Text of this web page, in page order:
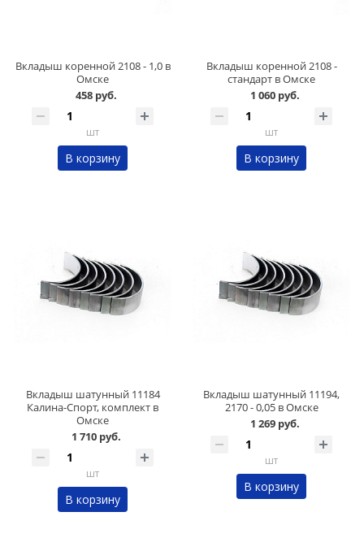
Вкладыш коренной 2108 - 1,0 в
Омске
458 руб.
шт
В корзину
Вкладыш коренной 2108 -
стандарт в Омске
1 060 руб.
шт
В корзину
Вкладыш шатунный 11184
Калина-Спорт, комплект в
Омске
1 710 руб.
шт
В корзину
Вкладыш шатунный 11194,
2170 - 0,05 в Омске
1 269 руб.
шт
В корзину